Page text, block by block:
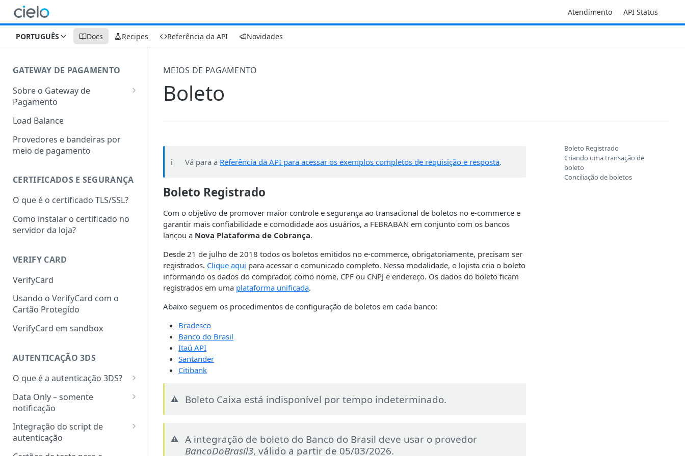
Atendimento API Status
PORTUGUÊS Docs Recipes Referência da API Novidades
GATEWAY DE PAGAMENTO
Sobre o Gateway de
Pagamento
Arquitetura da integração
Ambientes de teste e
produção
Institucional
Load Balance
Provedores e bandeiras por
meio de pagamento
CERTIFICADOS E SEGURANÇA
O que é o certificado TLS/SSL?
Como instalar o certificado no
servidor da loja?
VERIFY CARD
VerifyCard
Usando o VerifyCard com o
Cartão Protegido
VerifyCard em sandbox
AUTENTICAÇÃO 3DS
O que é a autenticação 3DS?
Como funciona a autorização
com autenticação 3DS?
Autorização com autenticação
Bandeiras e adquirentes
disponíveis
Data Only – somente
notificação
Autorização para transações
Data Only
Integração do script de
autenticação
1. Criando o token de acesso
MEIOS DE PAGAMENTO
Boleto
ℹ️ Vá para a Referência da API para acessar os exemplos completos de requisição e resposta.
Boleto Registrado
Com o objetivo de promover maior controle e segurança ao transacional de boletos no e-commerce e
garantir mais confiabilidade e comodidade aos usuários, a FEBRABAN em conjunto com os bancos
lançou a Nova Plataforma de Cobrança.
Desde 21 de julho de 2018 todos os boletos emitidos no e-commerce, obrigatoriamente, precisam ser
registrados. Clique aqui para acessar o comunicado completo. Nessa modalidade, o lojista cria o boleto
informando os dados do comprador, como nome, CPF ou CNPJ e endereço. Os dados do boleto ficam
registrados em uma plataforma unificada.
Abaixo seguem os procedimentos de configuração de boletos em cada banco:
Bradesco
Banco do Brasil
Itaú API
Santander
Citibank
⚠️ Boleto Caixa está indisponível por tempo indeterminado.
⚠️
A integração de boleto do Banco do Brasil deve usar o provedor
BancoDoBrasil3, válido a partir de 05/03/2026.
Boleto Registrado
Criando uma transação de
boleto
Conciliação de boletos